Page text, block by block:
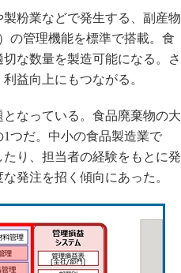
粉業などで発生する、副産物
の管理機能を標準で搭載。食
な数量を製造可能になる。さ
益向上にもつながる。
なっている。食品廃棄物の大
つだ。中小の食品製造業で
り、担当者の経験をもとに発
発注を招く傾向にあった。